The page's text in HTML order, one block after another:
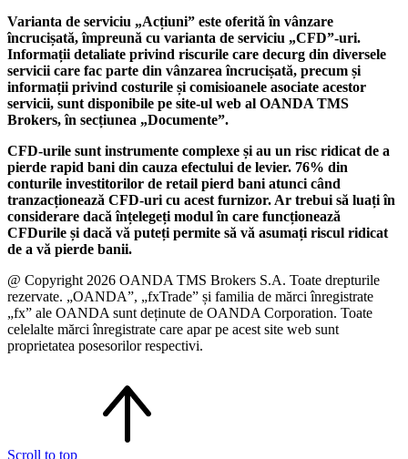
Varianta de serviciu „Acțiuni” este oferită în vânzare
încrucișată, împreună cu varianta de serviciu „CFD”-uri.
Informații detaliate privind riscurile care decurg din diversele
servicii care fac parte din vânzarea încrucișată, precum și
informații privind costurile și comisioanele asociate acestor
servicii, sunt disponibile pe site-ul web al OANDA TMS
Brokers, în secțiunea „Documente”.
CFD-urile sunt instrumente complexe și au un risc ridicat de a
pierde rapid bani din cauza efectului de levier. 76% din
conturile investitorilor de retail pierd bani atunci când
tranzacționează CFD-uri cu acest furnizor. Ar trebui să luați în
considerare dacă înțelegeți modul în care funcționează
CFDurile și dacă vă puteți permite să vă asumați riscul ridicat
de a vă pierde banii.
@ Copyright 2026 OANDA TMS Brokers S.A. Toate drepturile
rezervate. „OANDA”, „fxTrade” și familia de mărci înregistrate
„fx” ale OANDA sunt deținute de OANDA Corporation. Toate
celelalte mărci înregistrate care apar pe acest site web sunt
proprietatea posesorilor respectivi.
Scroll to top